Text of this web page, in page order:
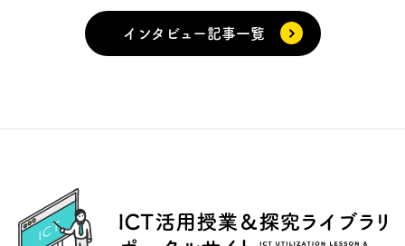
インタビュー記事一覧
ICT